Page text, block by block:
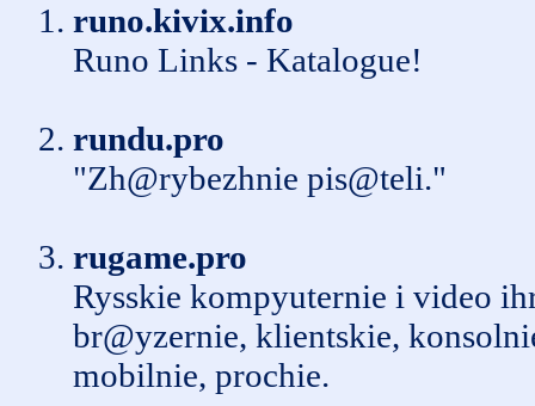
runo.kivix.info
Runo Links - Katalogue!
rundu.pro
"Zh@rybezhnie pis@teli."
rugame.pro
Rysskie kompyuternie i video
br@yzernie, klientskie,
mobilnie, prochie.